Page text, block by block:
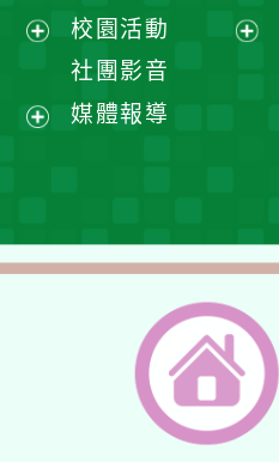
單
選
選
單
展
校園活動
社團影音
媒體報導